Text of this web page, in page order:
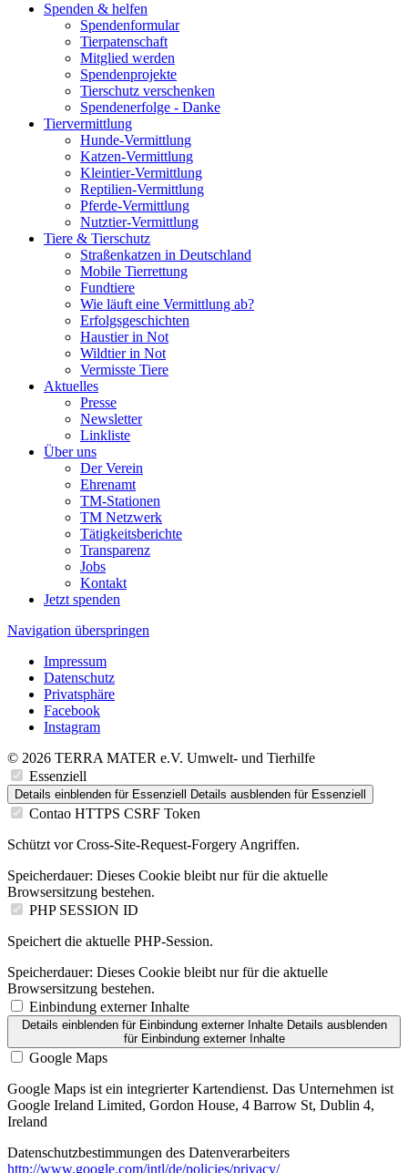
Spenden & helfen
Spendenformular
Tierpatenschaft
Mitglied werden
Spendenprojekte
Tierschutz verschenken
Spendenerfolge - Danke
Tiervermittlung
Hunde-Vermittlung
Katzen-Vermittlung
Kleintier-Vermittlung
Reptilien-Vermittlung
Pferde-Vermittlung
Nutztier-Vermittlung
Tiere & Tierschutz
Straßenkatzen in Deutschland
Mobile Tierrettung
Fundtiere
Wie läuft eine Vermittlung ab?
Erfolgsgeschichten
Haustier in Not
Wildtier in Not
Vermisste Tiere
Aktuelles
Presse
Newsletter
Linkliste
Über uns
Der Verein
Ehrenamt
TM-Stationen
TM Netzwerk
Tätigkeitsberichte
Transparenz
Jobs
Kontakt
Jetzt spenden
Navigation überspringen
Impressum
Datenschutz
Privatsphäre
Facebook
Instagram
© 2026 TERRA MATER e.V. Umwelt- und Tierhilfe
Essenziell
Details einblenden für Essenziell Details ausblenden für Essenziell
Contao HTTPS CSRF Token
Schützt vor Cross-Site-Request-Forgery Angriffen.
Speicherdauer: Dieses Cookie bleibt nur für die aktuelle
Browsersitzung bestehen.
PHP SESSION ID
Speichert die aktuelle PHP-Session.
Speicherdauer: Dieses Cookie bleibt nur für die aktuelle
Browsersitzung bestehen.
Einbindung externer Inhalte
Details einblendenfür Einbindung externer Inhalte Details ausblenden
für Einbindung externer Inhalte
Google Maps
Google Maps ist ein integrierter Kartendienst. Das Unternehmen ist
Google Ireland Limited, Gordon House, 4 Barrow St, Dublin 4,
Ireland
Datenschutzbestimmungen des Datenverarbeiters
http://www.google.com/intl/de/policies/privacy/